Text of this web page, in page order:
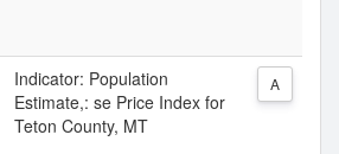
Indicator: Population
Estimate,: se Price Index for
Teton County, MT
A